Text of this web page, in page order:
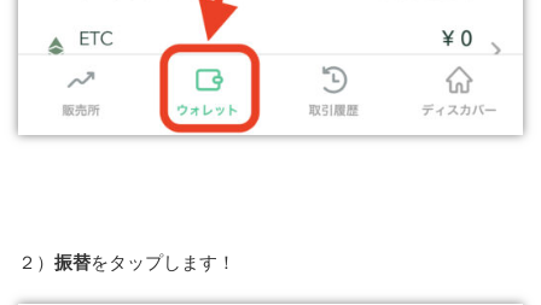
２） 振替をタップします！